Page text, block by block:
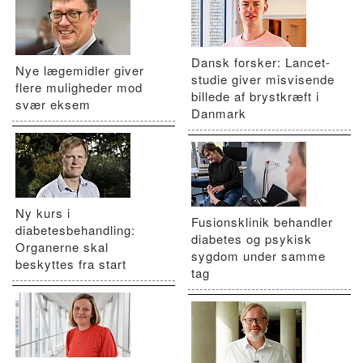
Nye lægemidler giver
flere muligheder mod
svær eksem
Ny kurs i
diabetesbehandling:
Organerne skal
beskyttes fra start
Dansk forsker: Lancet-
studie giver misvisende
billede af brystkræft i
Danmark
Fusionsklinik behandler
diabetes og psykisk
sygdom under samme
tag